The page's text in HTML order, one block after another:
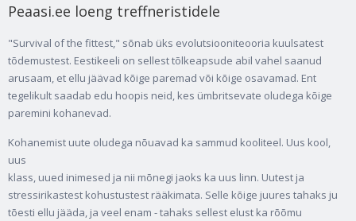
Peaasi.ee loeng treffneristidele
"Survival of the fittest," sõnab üks evolutsiooniteooria kuulsatest
tõdemustest. Eestikeeli on sellest tõlkeapsude abil vahel saanud
arusaam, et ellu jäävad kõige paremad või kõige osavamad. Ent
tegelikult saadab edu hoopis neid, kes ümbritsevate oludega kõige
paremini kohanevad.
Kohanemist uute oludega nõuavad ka sammud kooliteel. Uus kool,
uus
klass, uued inimesed ja nii mõnegi jaoks ka uus linn. Uutest ja
stressirikastest kohustustest rääkimata. Selle kõige juures tahaks ju
tõesti ellu jääda, ja veel enam - tahaks sellest elust ka rõõmu